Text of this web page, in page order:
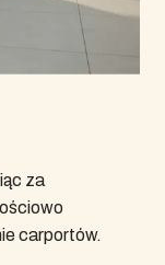
za
carportów.